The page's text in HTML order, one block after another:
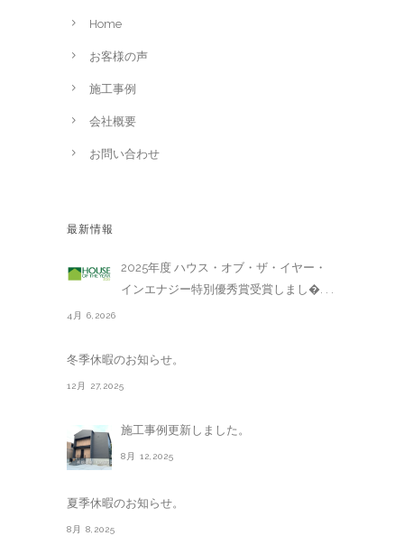
Home
お客様の声
施工事例
会社概要
お問い合わせ
最新情報
2025年度 ハウス・オブ・ザ・イヤー・
インエナジー特別優秀賞受賞しまし�. . .
4月 6,2026
冬季休暇のお知らせ。
12月 27,2025
施工事例更新しました。
8月 12,2025
夏季休暇のお知らせ。
8月 8,2025